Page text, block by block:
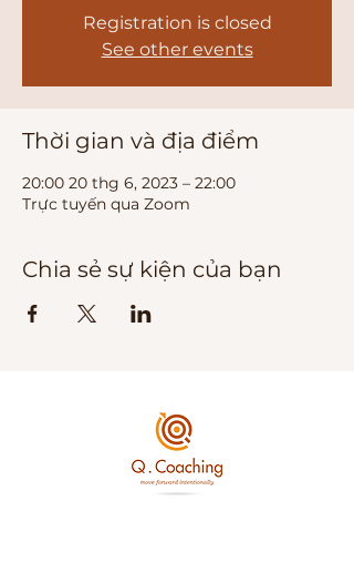
Registration is closed
See other events
Thời gian và địa điểm
20:00 20 thg 6, 2023 – 22:00
Trực tuyến qua Zoom
Chia sẻ sự kiện của bạn